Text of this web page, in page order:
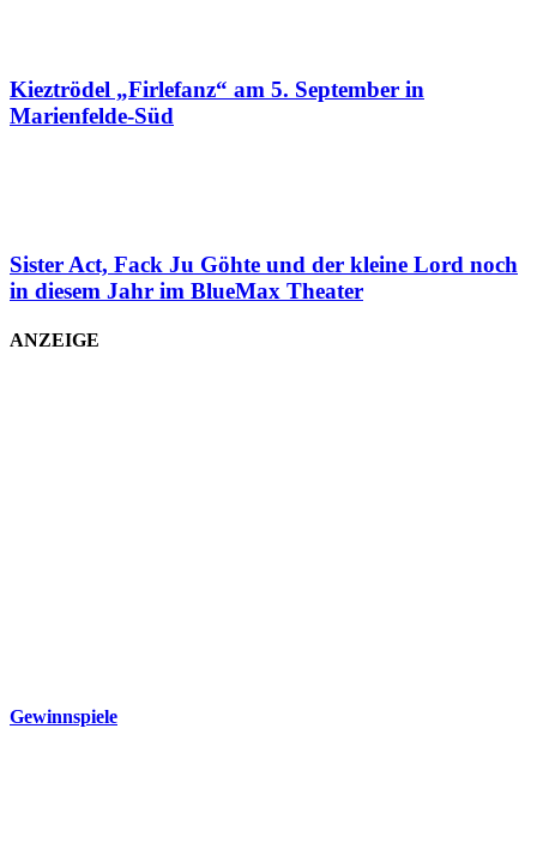
Kieztrödel „Firlefanz“ am 5. September in
Marienfelde-Süd
Sister Act, Fack Ju Göhte und der kleine Lord noch
in diesem Jahr im BlueMax Theater
ANZEIGE
Gewinnspiele